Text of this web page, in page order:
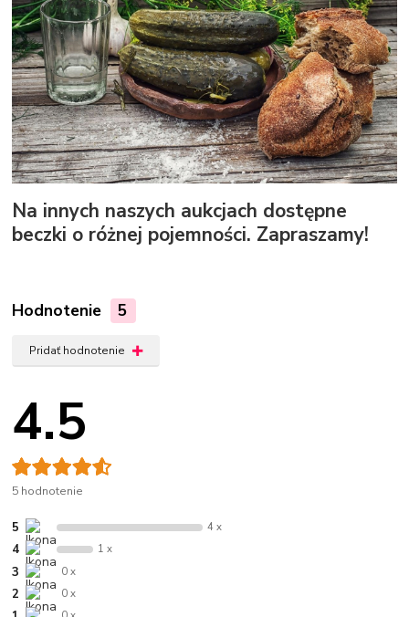
Na innych naszych aukcjach dostępne
beczki o różnej pojemności. Zapraszamy!
Hodnotenie 5
Pridať hodnotenie
4.5
5 hodnotenie
5 4 x
4 1 x
3 0 x
2 0 x